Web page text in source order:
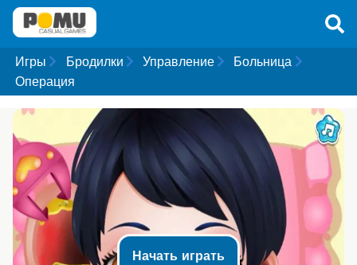
Игры Бродилки Управление
Больница
Операция
Начать играть